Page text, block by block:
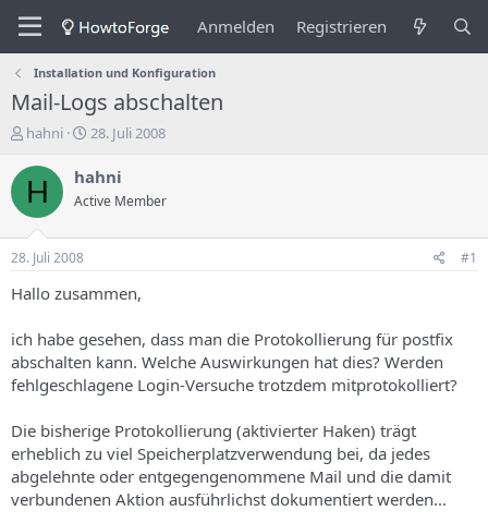
Anmelden Registrieren
Installation und Konfiguration
Mail-Logs abschalten
E
s
e
e
r
s
T
h
m
a
s
hahni
E
s
e
n
d
a
t
m
28. Juli 2008
H hahni
Active Member
28. Juli 2008 #1
Hallo zusammen,
ich habe gesehen, dass man die Protokollierung für postfix
abschalten kann. Welche Auswirkungen hat dies? Werden
fehlgeschlagene Login-Versuche trotzdem mitprotokolliert?
Die bisherige Protokollierung (aktivierter Haken) trägt
erheblich zu viel Speicherplatzverwendung bei, da jedes
abgelehnte oder entgegengenommene Mail und die damit
verbundenen Aktion ausführlichst dokumentiert werden...